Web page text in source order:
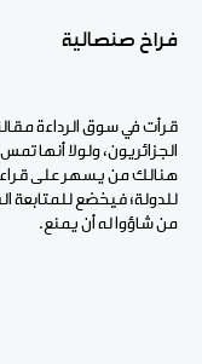
فراخ صنصالية
قرأت في سوق الرداءة
الجزائريون، ولولا أنها
هنالك من يسهر على
للدولة؛ فيخضع للمتابعة
من شاؤوا له أن يمنع.